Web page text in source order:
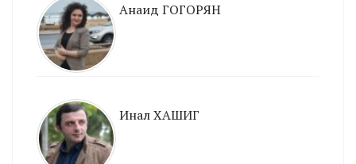
Анаид ГОГОРЯН
Инал ХАШИГ